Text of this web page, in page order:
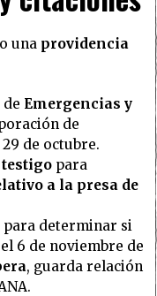
una providencia
Emergencias y
de
de octubre.
para
a la presa de
para determinar si
6 de noviembre de
, guarda relación